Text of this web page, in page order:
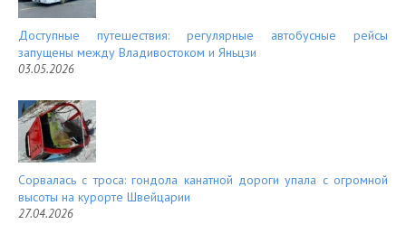
Доступные путешествия: регулярные автобусные рейсы
запущены между Владивостоком и Яньцзи
03.05.2026
Сорвалась с троса: гондола канатной дороги упала с огромной
высоты на курорте Швейцарии
27.04.2026